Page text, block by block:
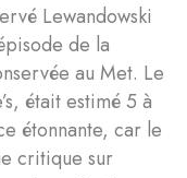
Lewandowski
de la
au Met. Le
était estimé 5 à
étonnante, car le
critique sur